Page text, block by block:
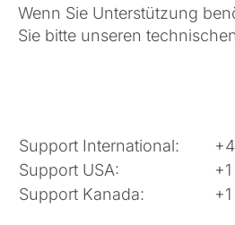
Wenn Sie Unterstützung
Sie bitte unseren
Support International:
Support USA:
Support Kanada: